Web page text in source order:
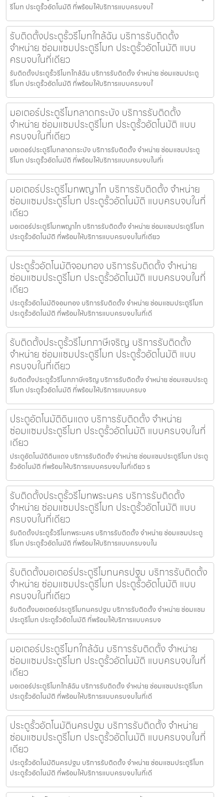
รีโมท ประตูรั้วอัตโนมัติ ที่พร้อมให้บริการแบบครบจบใ
รับติดตั้งประตูรั้วรีโมทใกล้ฉัน บริการรับติดตั้ง
จำหน่าย ซ่อมแซมประตูรีโมท ประตูรั้วอัตโนมัติ แบบ
ครบจบในที่เดียว
รับติดตั้งประตูรั้วรีโมทใกล้ฉัน บริการรับติดตั้ง จำหน่าย ซ่อมแซมประตู
รีโมท ประตูรั้วอัตโนมัติ ที่พร้อมให้บริการแบบครบจบใ
มอเตอร์ประตูรีโมทลาดกระบัง บริการรับติดตั้ง
จำหน่าย ซ่อมแซมประตูรีโมท ประตูรั้วอัตโนมัติ แบบ
ครบจบในที่เดียว
มอเตอร์ประตูรีโมทลาดกระบัง บริการรับติดตั้ง จำหน่าย ซ่อมแซมประตู
รีโมท ประตูรั้วอัตโนมัติ ที่พร้อมให้บริการแบบครบจบในที่เ
มอเตอร์ประตูรีโมทพญาไท บริการรับติดตั้ง จำหน่าย
ซ่อมแซมประตูรีโมท ประตูรั้วอัตโนมัติ แบบครบจบในที่
เดียว
มอเตอร์ประตูรีโมทพญาไท บริการรับติดตั้ง จำหน่าย ซ่อมแซมประตูรีโมท
ประตูรั้วอัตโนมัติ ที่พร้อมให้บริการแบบครบจบในที่เดียว
ประตูรั้วอัตโนมัติจอมทอง บริการรับติดตั้ง จำหน่าย
ซ่อมแซมประตูรีโมท ประตูรั้วอัตโนมัติ แบบครบจบในที่
เดียว
ประตูรั้วอัตโนมัติจอมทอง บริการรับติดตั้ง จำหน่าย ซ่อมแซมประตูรีโมท
ประตูรั้วอัตโนมัติ ที่พร้อมให้บริการแบบครบจบในที่เดี
รับติดตั้งประตูรั้วรีโมทภาษีเจริญ บริการรับติดตั้ง
จำหน่าย ซ่อมแซมประตูรีโมท ประตูรั้วอัตโนมัติ แบบ
ครบจบในที่เดียว
รับติดตั้งประตูรั้วรีโมทภาษีเจริญ บริการรับติดตั้ง จำหน่าย ซ่อมแซมประตู
รีโมท ประตูรั้วอัตโนมัติ ที่พร้อมให้บริการแบบครบจ
ประตูอัตโนมัติดินแดง บริการรับติดตั้ง จำหน่าย
ซ่อมแซมประตูรีโมท ประตูรั้วอัตโนมัติ แบบครบจบในที่
เดียว
ประตูอัตโนมัติดินแดง บริการรับติดตั้ง จำหน่าย ซ่อมแซมประตูรีโมท ประตู
รั้วอัตโนมัติ ที่พร้อมให้บริการแบบครบจบในที่เดียว ร
รับติดตั้งประตูรั้วรีโมทพระนคร บริการรับติดตั้ง
จำหน่าย ซ่อมแซมประตูรีโมท ประตูรั้วอัตโนมัติ แบบ
ครบจบในที่เดียว
รับติดตั้งประตูรั้วรีโมทพระนคร บริการรับติดตั้ง จำหน่าย ซ่อมแซมประตู
รีโมท ประตูรั้วอัตโนมัติ ที่พร้อมให้บริการแบบครบจบใน
รับติดตั้งมอเตอร์ประตูรีโมทนครปฐม บริการรับติดตั้ง
จำหน่าย ซ่อมแซมประตูรีโมท ประตูรั้วอัตโนมัติ แบบ
ครบจบในที่เดียว
รับติดตั้งมอเตอร์ประตูรีโมทนครปฐม บริการรับติดตั้ง จำหน่าย ซ่อมแซม
ประตูรีโมท ประตูรั้วอัตโนมัติ ที่พร้อมให้บริการแบบครบจ
มอเตอร์ประตูรีโมทใกล้ฉัน บริการรับติดตั้ง จำหน่าย
ซ่อมแซมประตูรีโมท ประตูรั้วอัตโนมัติ แบบครบจบในที่
เดียว
มอเตอร์ประตูรีโมทใกล้ฉัน บริการรับติดตั้ง จำหน่าย ซ่อมแซมประตูรีโมท
ประตูรั้วอัตโนมัติ ที่พร้อมให้บริการแบบครบจบในที่เดี
ประตูรั้วอัตโนมัตินครปฐม บริการรับติดตั้ง จำหน่าย
ซ่อมแซมประตูรีโมท ประตูรั้วอัตโนมัติ แบบครบจบในที่
เดียว
ประตูรั้วอัตโนมัตินครปฐม บริการรับติดตั้ง จำหน่าย ซ่อมแซมประตูรีโมท
ประตูรั้วอัตโนมัติ ที่พร้อมให้บริการแบบครบจบในที่เดี